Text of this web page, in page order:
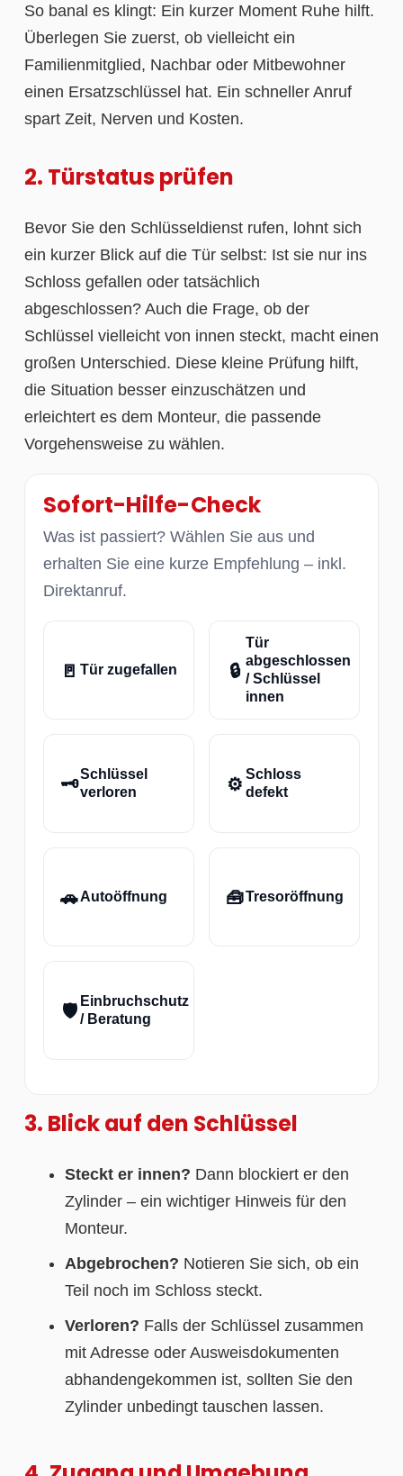
So banal es klingt: Ein kurzer Moment Ruhe hilft.
Überlegen Sie zuerst, ob vielleicht ein
Familienmitglied, Nachbar oder Mitbewohner
einen Ersatzschlüssel hat. Ein schneller Anruf
spart Zeit, Nerven und Kosten.
2. Türstatus prüfen
Bevor Sie den Schlüsseldienst rufen, lohnt sich
ein kurzer Blick auf die Tür selbst: Ist sie nur ins
Schloss gefallen oder tatsächlich
abgeschlossen? Auch die Frage, ob der
Schlüssel vielleicht von innen steckt, macht einen
großen Unterschied. Diese kleine Prüfung hilft,
die Situation besser einzuschätzen und
erleichtert es dem Monteur, die passende
Vorgehensweise zu wählen.
Sofort-Hilfe-Check
Was ist passiert? Wählen Sie aus und
erhalten Sie eine kurze Empfehlung – inkl.
Direktanruf.
🚪 Tür zugefallen 🔒
Tür
abgeschlossen
/ Schlüssel
innen
🗝️
Schlüssel
verloren
⚙️
Schloss
defekt
🚗Autoöffnung 🧰Tresoröffnung
🛡️
Einbruchschutz
/ Beratung
3. Blick auf den Schlüssel
Steckt er innen? Dann blockiert er den
Zylinder – ein wichtiger Hinweis für den
Monteur.
Abgebrochen? Notieren Sie sich, ob ein
Teil noch im Schloss steckt.
Verloren? Falls der Schlüssel zusammen
mit Adresse oder Ausweisdokumenten
abhandengekommen ist, sollten Sie den
Zylinder unbedingt tauschen lassen.